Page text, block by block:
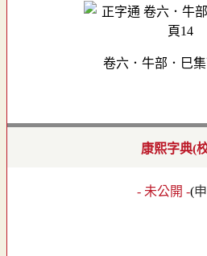
卷六．牛部．巳
康熙字典(
- 未公開 -(